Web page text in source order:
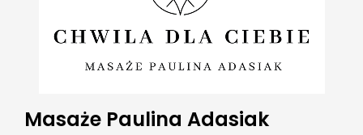
Masaże Paulina Adasiak